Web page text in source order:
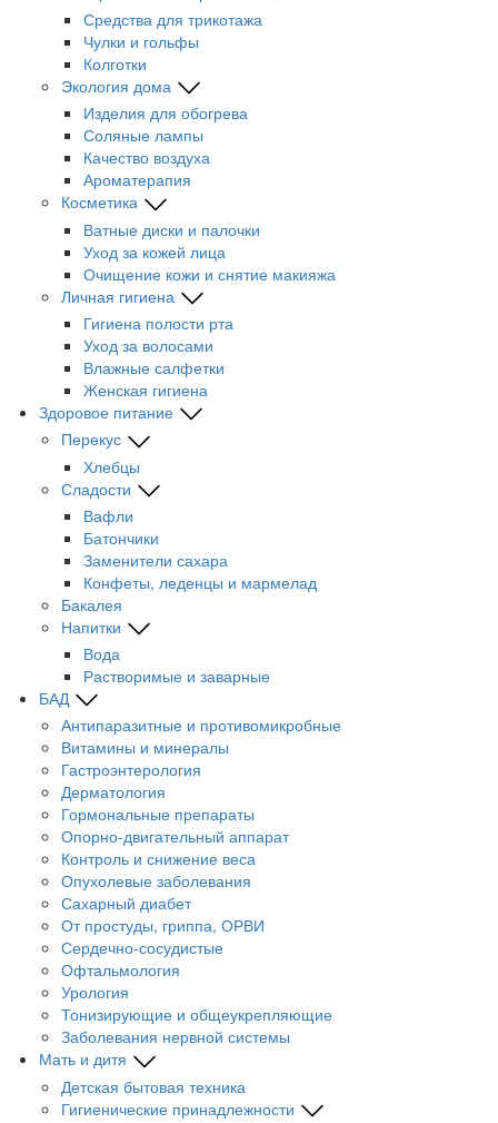
Средства для трикотажа
Чулки и гольфы
Колготки
Экология дома
Изделия для обогрева
Соляные лампы
Качество воздуха
Ароматерапия
Косметика
Ватные диски и палочки
Уход за кожей лица
Очищение кожи и снятие макияжа
Личная гигиена
Гигиена полости рта
Уход за волосами
Влажные салфетки
Женская гигиена
Здоровое питание
Перекус
Хлебцы
Сладости
Вафли
Батончики
Заменители сахара
Конфеты, леденцы и мармелад
Бакалея
Напитки
Вода
Растворимые и заварные
БАД
Антипаразитные и противомикробные
Витамины и минералы
Гастроэнтерология
Дерматология
Гормональные препараты
Опорно-двигательный аппарат
Контроль и снижение веса
Опухолевые заболевания
Сахарный диабет
От простуды, гриппа, ОРВИ
Сердечно-сосудистые
Офтальмология
Урология
Тонизирующие и общеукрепляющие
Заболевания нервной системы
Мать и дитя
Детская бытовая техника
Гигиенические принадлежности